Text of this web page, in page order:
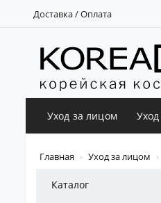
Доставка / Оплата
Уход за лицом
Главная Уход за лицом
Каталог